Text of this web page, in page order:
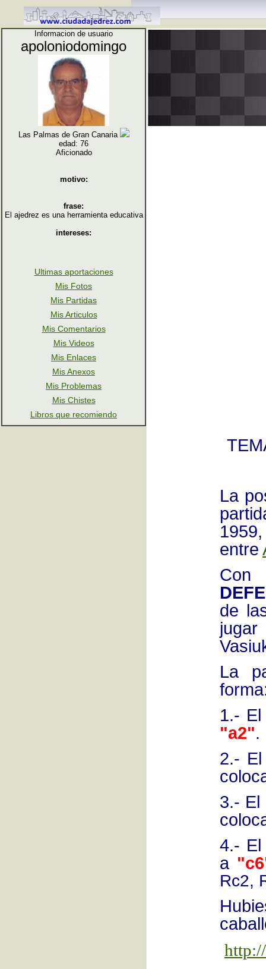
Informacion de usuario
apoloniodomingo
Las Palmas de Gran Canaria
edad: 76
Aficionado
motivo:
frase:
El ajedrez es una herramienta educativa
intereses:
Ultimas aportaciones
Mis Fotos
Mis Partidas
Mis Articulos
Mis Comentarios
Mis Videos
Mis Enlaces
Mis Anexos
Mis Problemas
Mis Chistes
Libros que recomiendo
La
entre
de
La
1.-
"a2".
2.-
3.-
4.- El
a
Rc2,